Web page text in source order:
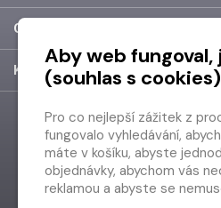
O společnosti
Kontakt
Aby web fungoval,
(souhlas s cookies)
Pro co nejlepší zážitek z
fungovalo vyhledávání,
máte v košíku, abyste
objednávky, abychom vás
reklamou a abyste se